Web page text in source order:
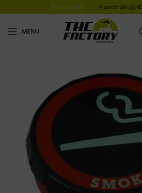
Envio gratis! A partir de 49 €
MENU